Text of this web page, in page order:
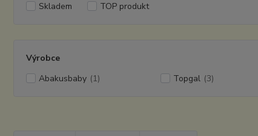
Skladem TOP produkt
Výrobce
Abakusbaby (1) Topgal (3)